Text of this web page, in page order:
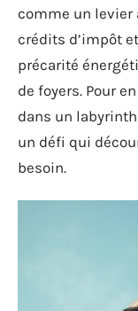
comme un levier
crédits d’impôt
précarité
de foyers. Pour
dans un
un défi qui
besoin.